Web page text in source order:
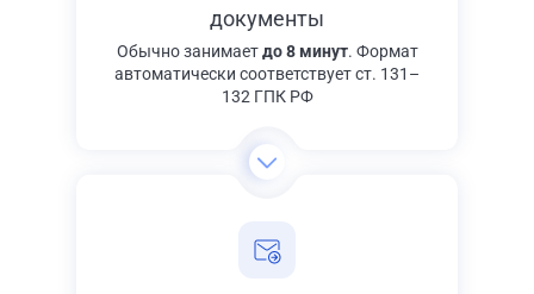
документы
Обычно занимаетдо 8 минут. Формат
автоматически соответствует ст. 131–
132 ГПК РФ